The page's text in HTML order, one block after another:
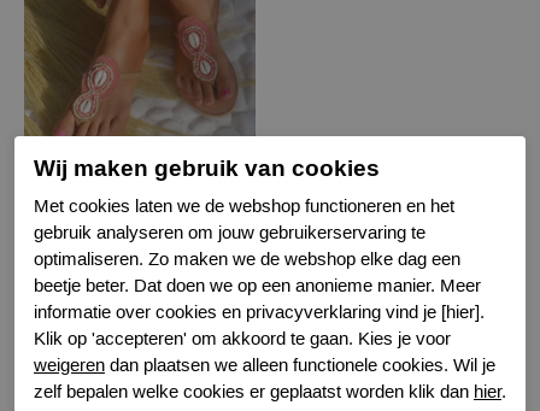
Hot lava goa slippers
coral
€ 95,00 € 47,50
Filter
Wij maken gebruik van cookies
Met cookies laten we de webshop functioneren en het
gebruik analyseren om jouw gebruikerservaring te
optimaliseren. Zo maken we de webshop elke dag een
beetje beter. Dat doen we op een anonieme manier. Meer
informatie over cookies en privacyverklaring vind je [hier].
Klik op 'accepteren' om akkoord te gaan. Kies je voor
weigeren dan plaatsen we alleen functionele cookies. Wil je
zelf bepalen welke cookies er geplaatst worden klik dan hier.